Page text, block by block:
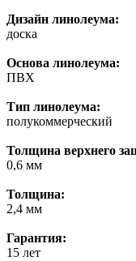
Дизайн линолеума:
доска
Основа линолеума:
ПВХ
Тип линолеума:
полукоммерческий
Толщина верхнего
0,6 мм
Толщина:
2,4 мм
Гарантия:
15 лет